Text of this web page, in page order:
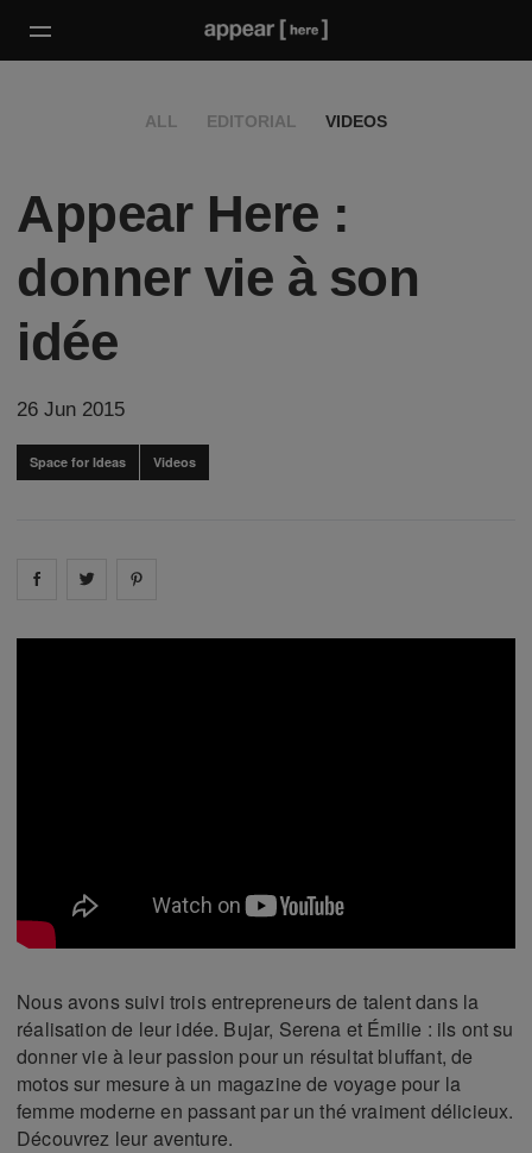
ALL EDITORIAL VIDEOS
Appear Here :
donner vie à son
idée
26 Jun 2015
Space for Ideas Videos
Share on facebook
Share on
Nous avons suivi trois entrepreneurs de talent dans la
réalisation de leur idée. Bujar, Serena et Émilie : ils ont su
donner vie à leur passion pour un résultat bluffant, de
motos sur mesure à un magazine de voyage pour la
femme moderne en passant par un thé vraiment délicieux.
Découvrez leur aventure.